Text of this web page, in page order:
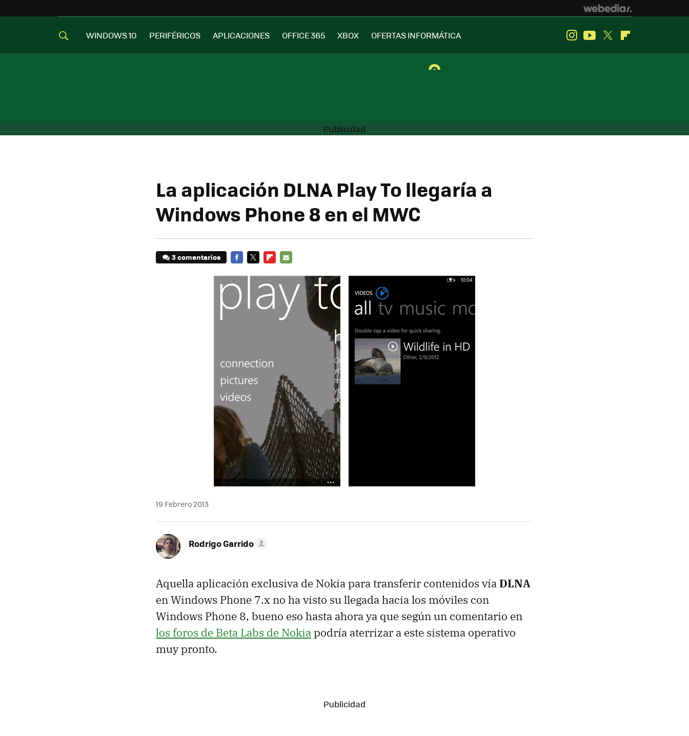
WINDOWS 10 PERIFÉRICOS APLICACIONES OFFICE 365 XBOX OFERTAS INFORMÁTICA InstagramYoutube
Twitter
La aplicación DLNA Play To llegaría a
Windows Phone 8 en el MWC
3 comentarios
MAIL
19 Febrero 2013
Rodrigo Garrido
Aquella aplicación exclusiva de Nokia para transferir contenidos víaDLNA
en Windows Phone 7.x no ha visto su llegada hacia los móviles con
Windows Phone 8, bueno eso hasta ahora ya que según un comentario en
los foros de Beta Labs de Nokiapodría aterrizar a este sistema operativo
muy pronto.